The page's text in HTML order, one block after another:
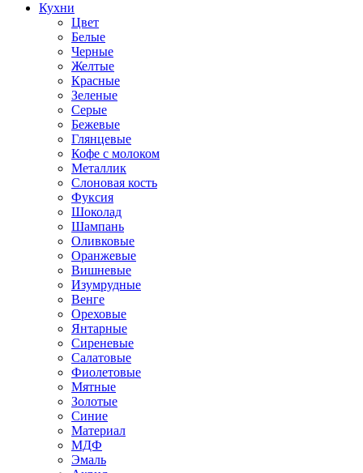
Кухни
Цвет
Белые
Черные
Желтые
Красные
Зеленые
Серые
Бежевые
Глянцевые
Кофе с молоком
Металлик
Слоновая кость
Фуксия
Шоколад
Шампань
Оливковые
Оранжевые
Вишневые
Изумрудные
Венге
Ореховые
Янтарные
Сиреневые
Салатовые
Фиолетовые
Мятные
Золотые
Синие
Материал
МДФ
Эмаль